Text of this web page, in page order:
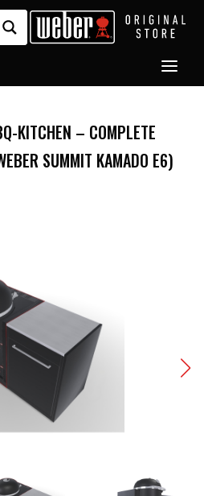
KITCHEN – COMPLETE
SUMMIT KAMADO E6)